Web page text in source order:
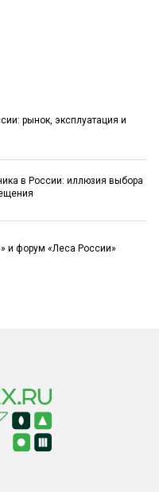
рынок, эксплуатация и
в России: иллюзия выбора
и форум «Леса России»